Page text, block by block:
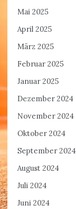
Mai 2025
April 2025
März 2025
Februar 2025
Januar 2025
Dezember 2024
November 2024
Oktober 2024
September 2024
August 2024
Juli 2024
Juni 2024